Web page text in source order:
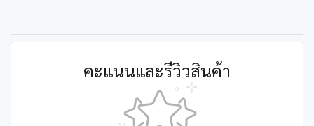
คะแนนและรีวิวสินค้า